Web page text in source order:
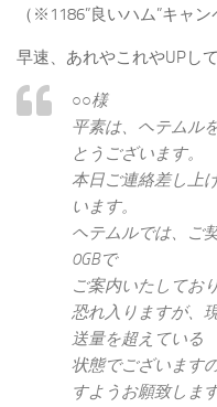
（※1186”良いハム”キャン
早速、あれやこれやUPし
○○様
平素は、ヘテムル
とうございます。
本日ご連絡差し上
います。
ヘテムルでは、ご
0GBで
ご案内いたしてお
恐れ入りますが、
送量を超えている
状態でございます
すようお願致します